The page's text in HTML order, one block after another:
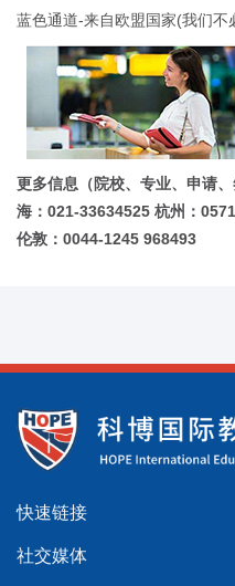
蓝色通道-来自欧盟国家(我们不
更多信息（院校、专业、申请
海：021-33634525 杭州：
伦敦：0044-1245 968493
快速链接
社交媒体